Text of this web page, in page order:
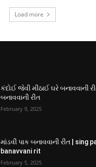
Load more
કંદોઈ જેવી મીઠાઈ ઘરે બનાવવાની
બનાવવાની રીત
February 9, 2025
માંડવી પાક બનાવવાની રીત | sing
banavvani rit
February 5, 2025